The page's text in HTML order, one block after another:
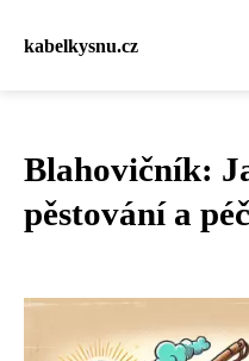
kabelkysnu.cz
Blahovičník:
pěstování a